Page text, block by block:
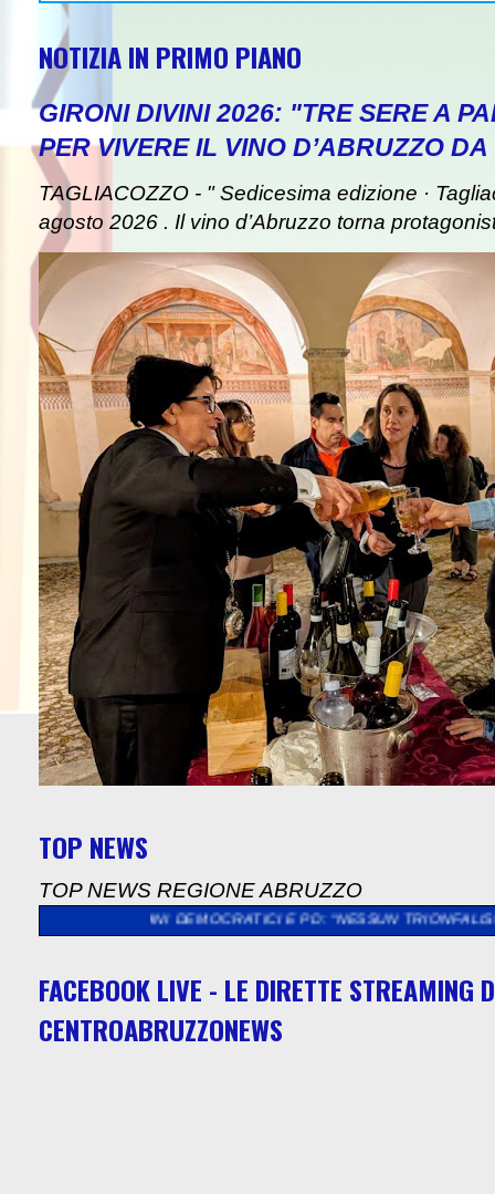
NOTIZIA IN PRIMO PIANO
GIRONI DIVINI 2026: "TRE SERE A
PER VIVERE IL VINO D’ABRUZZO
TAGLIACOZZO - " Sedicesima edizione ·
agosto 2026 . Il vino d’Abruzzo torna
TOP NEWS
TOP NEWS REGIONE ABRUZZO
DEMOCRATICI E PD: “NESSUN TRIONFALISMO. IL
FACEBOOK LIVE - LE DIRETTE STREAMING
CENTROABRUZZONEWS